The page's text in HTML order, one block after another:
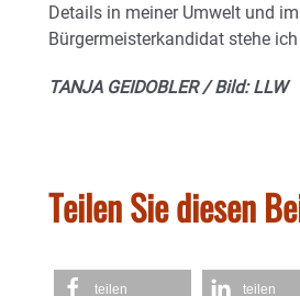
Details in meiner Umwelt und
Bürgermeisterkandidat stehe
TANJA GEIDOBLER / Bild: LLW
Teilen Sie diesen
teilen teilen